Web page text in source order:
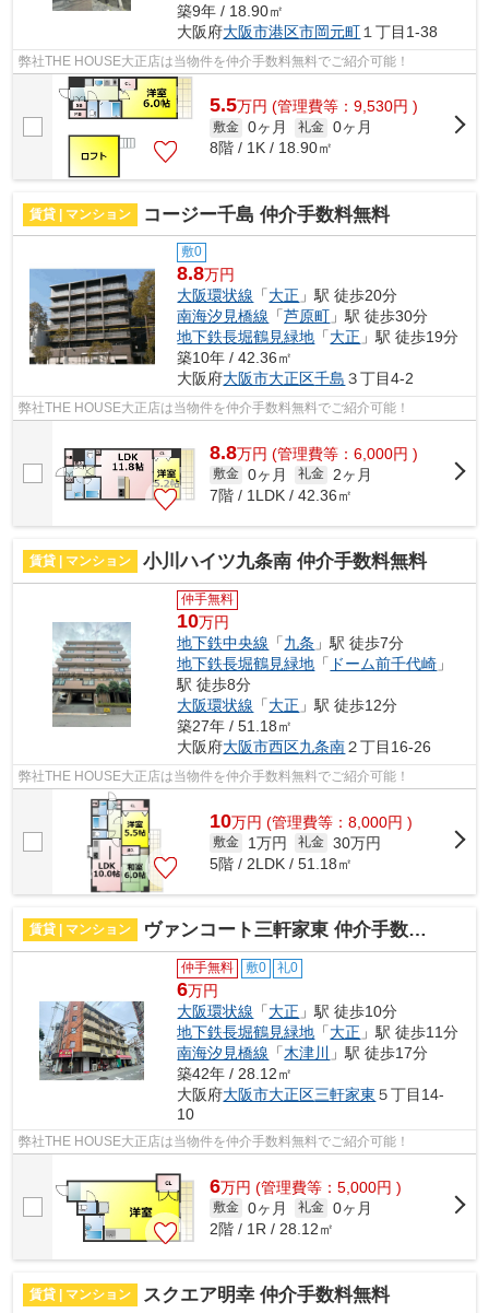
築9年 / 18.90㎡
大阪府大阪市港区市岡元町 １丁目1-38
弊社THE HOUSE大正店は当物件を仲介手数料無料でご紹介可能！
5.5万円 (管理費等：9,530円 )
敷金 0ヶ月 礼金 0ヶ月
8階 / 1K / 18.90㎡
賃貸 | マンション コージー千島 仲介手数料無料
敷0
8.8万円
大阪環状線 「大正 」駅 徒歩20分
南海汐見橋線 「芦原町 」駅 徒歩30分
地下鉄長堀鶴見緑地 「大正 」駅 徒歩19分
築10年 / 42.36㎡
大阪府大阪市大正区千島 ３丁目4-2
弊社THE HOUSE大正店は当物件を仲介手数料無料でご紹介可能！
8.8万円 (管理費等：6,000円 )
敷金 0ヶ月 礼金
2ヶ月
7階 / 1LDK / 42.36㎡
賃貸 | マンション 小川ハイツ九条南 仲介手数料無料
仲手無料
10万円
地下鉄中央線 「九条 」駅 徒歩7分
地下鉄長堀鶴見緑地 「 ドーム前千代崎 」
駅 徒歩8分
大阪環状線 「大正 」駅 徒歩12分
築27年 / 51.18㎡
大阪府大阪市西区九条南２丁目16‐26
弊社THE HOUSE大正店は当物件を仲介手数料無料でご紹介可能！
10万円 (管理費等：8,000円 )
敷金 1万円 礼金 30万円
5階 / 2LDK / 51.18㎡
賃貸 | マンション ヴァンコート三軒家東 仲介手数料無料
仲手無料 敷0 礼0
6万円
大阪環状線 「大正 」駅 徒歩10分
地下鉄長堀鶴見緑地 「大正 」駅 徒歩11分
南海汐見橋線 「木津川
」駅 徒歩17分
築42年 / 28.12㎡
大阪府大阪市大正区三軒家東 ５丁目14-
10
弊社THE HOUSE大正店は当物件を仲介手数料無料でご紹介可能！
6万円 (管理費等：5,000円 )
敷金 0ヶ月 礼金 0ヶ月
2階 / 1R / 28.12㎡
賃貸 | マンション スクエア明幸 仲介手数料無料